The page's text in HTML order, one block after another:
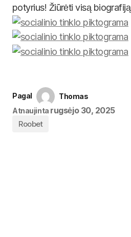
potyrius! Žiūrėti visą biografiją
Pagal
Thomas
Atnaujinta rugsėjo 30, 2025
Roobet